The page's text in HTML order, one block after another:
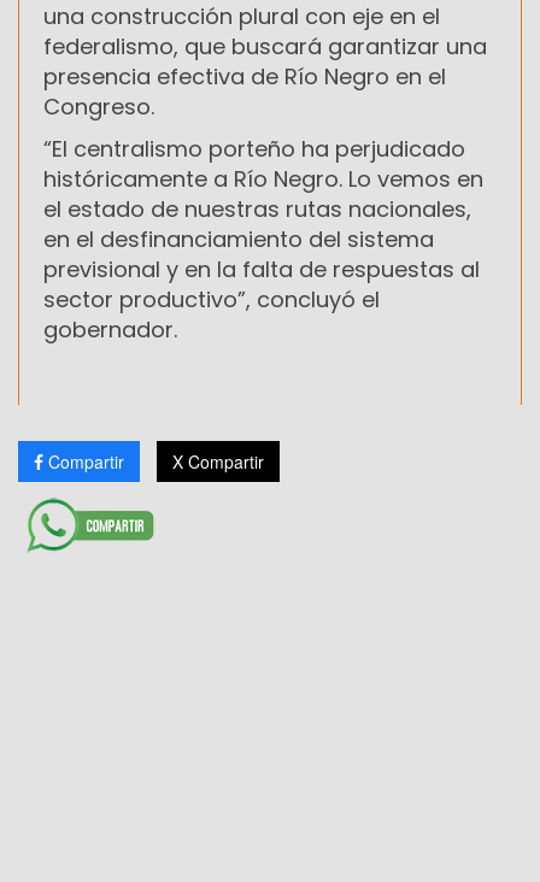
una construcción plural con eje en el
federalismo, que buscará garantizar una
presencia efectiva de Río Negro en el
Congreso.
“El centralismo porteño ha perjudicado
históricamente a Río Negro. Lo vemos en
el estado de nuestras rutas nacionales,
en el desfinanciamiento del sistema
previsional y en la falta de respuestas al
sector productivo”, concluyó el
gobernador.
Compartir X Compartir